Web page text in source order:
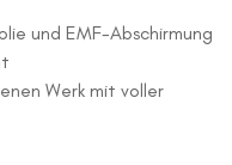
und EMF-Abschirmung
Werk mit voller